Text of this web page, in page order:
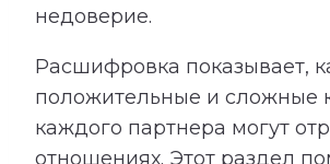
недоверие.
Расшифровка показывает,
положительные и сложные
каждого партнера могут
отношениях. Этот раздел